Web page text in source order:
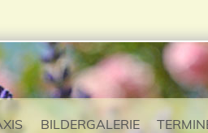
BILDERGALERIE